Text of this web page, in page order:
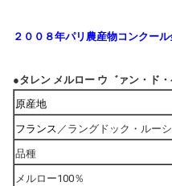
２００８年パリ農産物コンクー
●タレン メルロー ウ゛ァン・ド
原産地
フランス ／ラングドック・ルー
品種
メルロー100％